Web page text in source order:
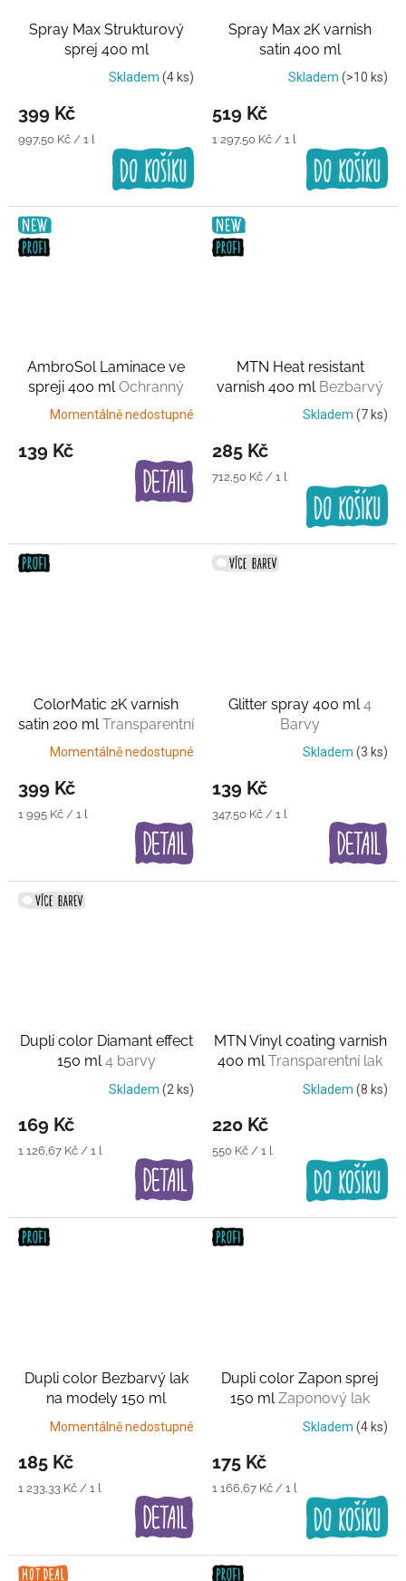
Spray Max Strukturový
sprej 400 ml
Transparentní lak
Skladem (4 ks)
399 Kč
Měrná
997,50 Kč / 1 l
Spray Max 2K varnish
satin 400 ml
Transparentní lak
Skladem (>10 ks)
519 Kč
Měrná
1 297,50 Kč / 1 l
AmbroSol Laminace ve
spreji 400 ml Ochranný
film
Momentálně nedostupné
139 Kč
MTN Heat resistant
varnish 400 ml Bezbarvý
lak do vysokých teplot
Skladem (7 ks)
285 Kč
Měrná
712,50 Kč / 1 l
ColorMatic 2K varnish
satin 200 ml Transparentní
lak
Momentálně nedostupné
399 Kč
Měrná
1 995 Kč / 1 l
Glitter spray 400 ml 4
Barvy
Skladem (3 ks)
139 Kč
Měrná
347,50 Kč / 1 l
Dupli color Diamant effect
150 ml4 barvy
Skladem (2 ks)
169 Kč
Měrná
1 126,67 Kč / 1 l
MTN Vinyl coating varnish
400 mlTransparentní lak
Skladem (8 ks)
220 Kč
Měrná
550 Kč / 1 l
Dupli color Bezbarvý lak
na modely 150 ml
Polyuretanový, extra
Momentálně nedostupné
185 Kč
Měrná
1 233,33 Kč / 1 l
Dupli color Zapon sprej
150 mlZaponový lak
Skladem (4 ks)
175 Kč
Měrná
1 166,67 Kč / 1 l